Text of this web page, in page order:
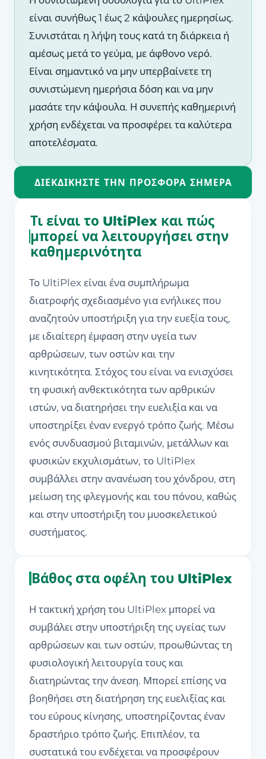
είναι συνήθως 1 έως 2 κάψουλες ημερησίως.
Συνιστάται η λήψη τους κατά τη διάρκεια ή
αμέσως μετά το γεύμα, με άφθονο νερό.
Είναι σημαντικό να μην υπερβαίνετε τη
συνιστώμενη ημερήσια δόση και να μην
μασάτε την κάψουλα. Η συνεπής καθημερινή
χρήση ενδέχεται να προσφέρει τα καλύτερα
αποτελέσματα.
ΔΙΕΚΔΙΚΉΣΤΕ ΤΗΝ ΠΡΟΣΦΟΡΆ ΣΉΜΕΡΑ
Τι είναι το UltiPlex και πώς
μπορεί να λειτουργήσει στην
καθημερινότητα
Το UltiPlex είναι ένα συμπλήρωμα
διατροφής σχεδιασμένο για ενήλικες που
αναζητούν υποστήριξη για την ευεξία τους,
με ιδιαίτερη έμφαση στην υγεία των
αρθρώσεων, των οστών και την
κινητικότητα. Στόχος του είναι να ενισχύσει
τη φυσική ανθεκτικότητα των αρθρικών
ιστών, να διατηρήσει την ευελιξία και να
υποστηρίξει έναν ενεργό τρόπο ζωής. Μέσω
ενός συνδυασμού βιταμινών, μετάλλων και
φυσικών εκχυλισμάτων, το UltiPlex
συμβάλλει στην ανανέωση του χόνδρου, στη
μείωση της φλεγμονής και του πόνου, καθώς
και στην υποστήριξη του μυοσκελετικού
συστήματος.
Βάθος στα οφέλη του UltiPlex
Η τακτική χρήση του UltiPlex μπορεί να
συμβάλει στην υποστήριξη της υγείας των
αρθρώσεων και των οστών, προωθώντας τη
φυσιολογική λειτουργία τους και
διατηρώντας την άνεση. Μπορεί επίσης να
βοηθήσει στη διατήρηση της ευελιξίας και
του εύρους κίνησης, υποστηρίζοντας έναν
δραστήριο τρόπο ζωής. Επιπλέον, τα
συστατικά του ενδέχεται να προσφέρουν